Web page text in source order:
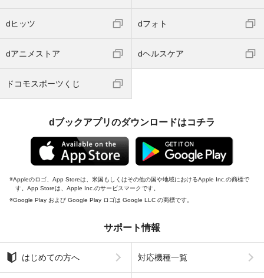
dヒッツ dフォト
dアニメストア dヘルスケア
ドコモスポーツくじ
dブックアプリのダウンロードはコチラ
Appleのロゴ、App Storeは、米国もしくはその他の国や地域におけるApple Inc.の商標で
す。App Storeは、Apple Inc.のサービスマークです。
Google Play および Google Play ロゴは Google LLC の商標です。
サポート情報
はじめての方へ 対応機種一覧